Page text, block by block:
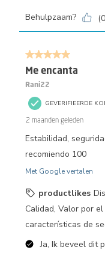
Behulpzaam? (0
5 van 5 sterren.
Me encanta
Rani22
GEVERIFIEERDE
2 maanden geleden
Estabilidad,
recomiendo 100
Met Google vertalen
productlikes
Calidad, Valor por
características de
Ja, Ik beveel dit